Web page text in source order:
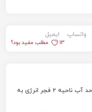
واتساپ
ایمیل
13
مطلب مفید بود؟
بازگشت موفقیت‌آمیز فن‌های کولینگ‌تاور واحد آب ناحیه ۲ فجر انرژی به